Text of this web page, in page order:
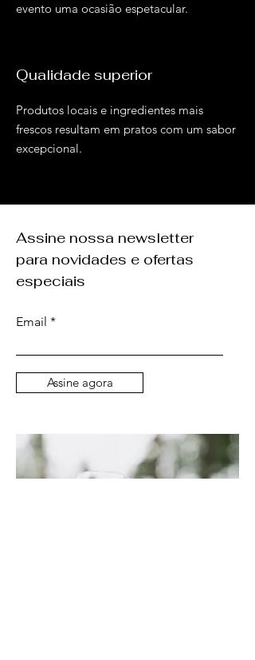
evento uma ocasião espetacular.
Qualidade superior
Produtos locais e ingredientes mais
frescos resultam em pratos com um sabor
excepcional.
Assine nossa newsletter
para novidades e ofertas
especiais
Email
Assine agora